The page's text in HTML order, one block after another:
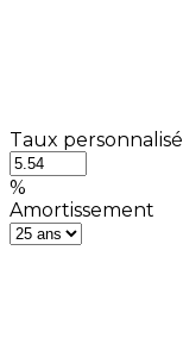
Taux personnalisé
%
Amortissement